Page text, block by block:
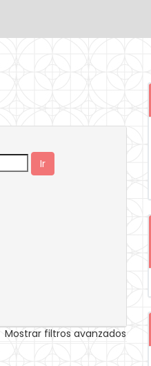
Mostrar filtros avanzados